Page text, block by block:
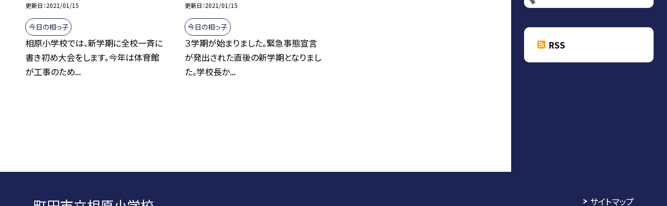
更新日 2021/01/15
今日の相っ子
相原小学校では、新学期に全校一斉に
書き初め大会をします。今年は体育館
が工事のため...
更新日 2021/01/15
今日の相っ子
３学期が始まりました。緊急事態宣言
が発出された直後の新学期となりまし
た。学校長か...
RSS
サイトマップ